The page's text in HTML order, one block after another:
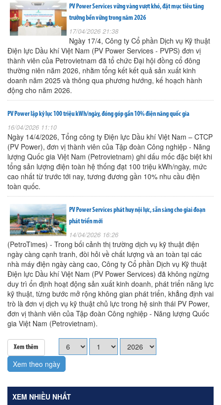
PV Power Services vững vàng vượt khó, đặt mục tiêu tăng
trưởng bền vững trong năm 2026
17/04/2026 21:38
Ngày 17/4, Công ty Cổ phần Dịch vụ Kỹ thuật
Điện lực Dầu khí Việt Nam (PV Power Services - PVPS) đơn vị
thành viên của Petrovietnam đã tổ chức Đại hội đồng cổ đông
thường niên năm 2026, nhằm tổng kết kết quả sản xuất kinh
doanh năm 2025 và thông qua phương hướng, kế hoạch hành
động cho năm 2026.
PV Power lập kỷ lục 100 triệu kWh/ngày, đóng góp gần 10% điện năng quốc gia
16/04/2026 11:10
Ngày 14/4/2026, Tổng công ty Điện lực Dầu khí Việt Nam – CTCP
(PV Power), đơn vị thành viên của Tập đoàn Công nghiệp - Năng
lượng Quốc gia Việt Nam (Petrovietnam) ghi dấu mốc đặc biệt khi
tổng sản lượng điện toàn hệ thống đạt 100 triệu kWh/ngày, mức
cao nhất từ trước tới nay, tương đương gần 10% nhu cầu điện
toàn quốc.
PV Power Services phát huy nội lực, sẵn sàng cho giai đoạn
phát triển mới
14/04/2026 16:26
(PetroTimes) - Trong bối cảnh thị trường dịch vụ kỹ thuật điện
ngày càng cạnh tranh, đòi hỏi về chất lượng và an toàn tại các
nhà máy điện ngày càng cao, Công ty Cổ phần Dịch vụ Kỹ thuật
Điện lực Dầu khí Việt Nam (PV Power Services) đã không ngừng
duy trì ổn định hoạt động sản xuất kinh doanh, phát triển năng lực
kỹ thuật, từng bước mở rộng không gian phát triển, khẳng định vai
trò là đơn vị dịch vụ kỹ thuật chủ lực trong hệ sinh thái PV Power,
đơn vị thành viên của Tập đoàn Công nghiệp - Năng lượng Quốc
gia Việt Nam (Petrovietnam).
Xem thêm
Xem theo ngày
XEM NHIỀU NHẤT